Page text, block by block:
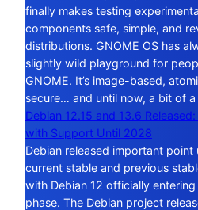
finally makes testing
components safe, simple, and
distributions. GNOME OS has
slightly wild playground for
GNOME. It’s image-based,
secure… and until now, a bit of
Debian 12.15 and 13.6
with Support Until 2028
Debian released important
current stable and previous
with Debian 12 officially
phase. The Debian project